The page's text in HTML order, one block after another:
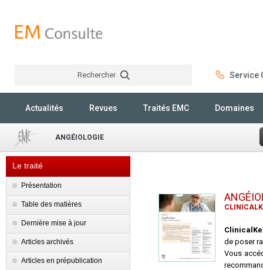
Rechercher Service
Actualités Revues Traités EMC Domaines
ANGÉIOLOGIE
Le traité
Présentation
Table des matières
Dernière mise à jour
Articles archivés
Articles en prépublication
de poser
Vous